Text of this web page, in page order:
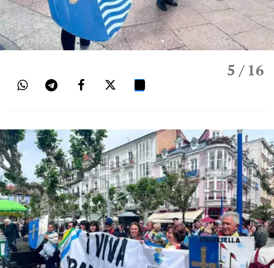
5 / 16